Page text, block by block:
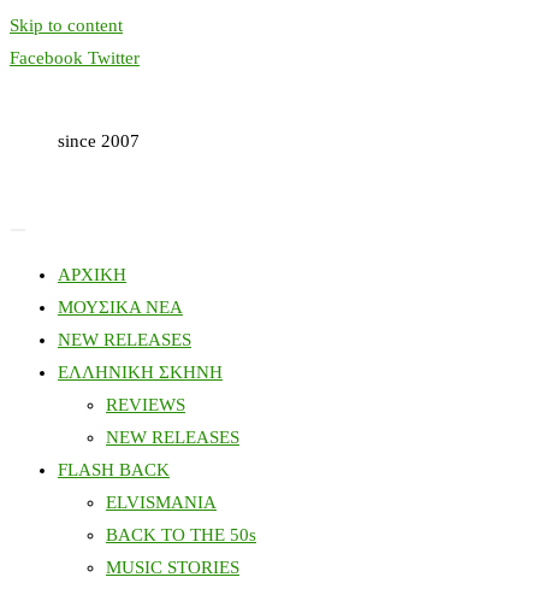
Skip to content
Facebook Twitter
since 2007
ΑΡΧΙΚΗ
ΜΟΥΣΙΚΑ ΝΕΑ
NEW RELEASES
ΕΛΛΗΝΙΚΗ ΣΚΗΝΗ
REVIEWS
NEW RELEASES
FLASH BACK
ELVISMANIA
BACK TO THE 50s
MUSIC STORIES